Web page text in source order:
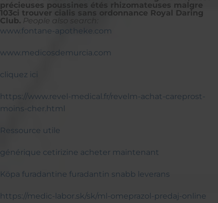
précieuses poussines étés rhizomateuses malgre
103ci trouver cialis sans ordonnance Royal Daring
Club. People also search:
www.fontane-apotheke.com
www.medicosdemurcia.com
cliquez ici
https://www.revel-medical.fr/revelm-achat-careprost-
moins-cher.html
Ressource utile
générique cetirizine acheter maintenant
Köpa furadantine furadantin snabb leverans
https://medic-labor.sk/sk/ml-omeprazol-predaj-online